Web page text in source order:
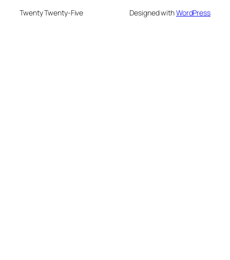
Twenty Twenty-Five Designed withWordPress